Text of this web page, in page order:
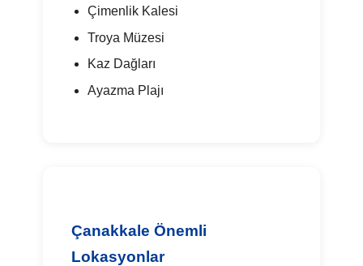
Çimenlik Kalesi
Troya Müzesi
Kaz Dağları
Ayazma Plajı
Çanakkale Önemli
Lokasyonlar